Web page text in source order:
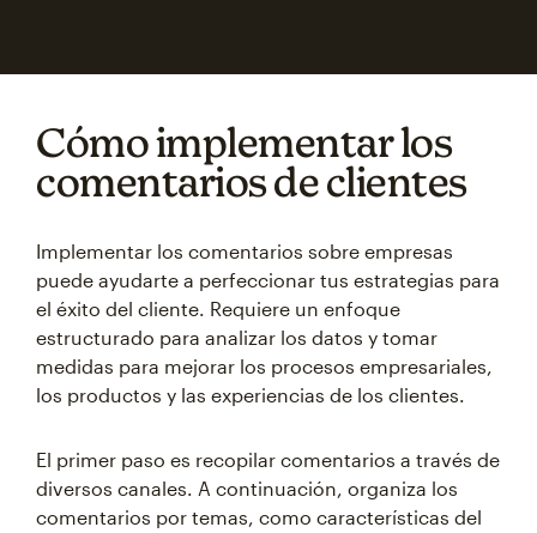
Cómo implementar los
comentarios de clientes
Implementar los comentarios sobre empresas
puede ayudarte a perfeccionar tus estrategias para
el éxito del cliente. Requiere un enfoque
estructurado para analizar los datos y tomar
medidas para mejorar los procesos empresariales,
los productos y las experiencias de los clientes.
El primer paso es recopilar comentarios a través de
diversos canales. A continuación, organiza los
comentarios por temas, como características del